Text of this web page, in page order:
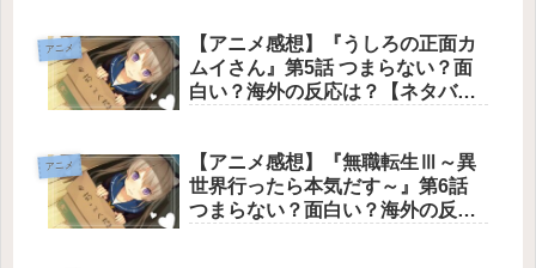
アニメ
【アニメ感想】『うしろの正面カ
ムイさん』第5話 つまらない？面
白い？海外の反応は？【ネタバレ
抜きにし、爆笑と色気を極限まで
高めた文句なしの神回
アニメ
【アニメ感想】『無職転生Ⅲ～異
世界行ったら本気だす～』第6話
つまらない？面白い？海外の反応